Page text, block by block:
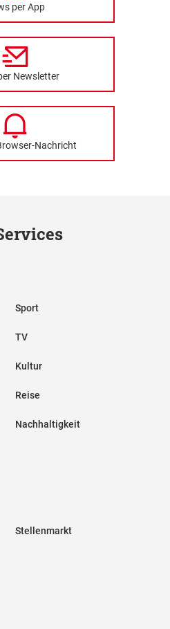
per App
Newsletter
Nachricht
Sport
TV
Kultur
Reise
Nachhaltigkeit
Stellenmarkt